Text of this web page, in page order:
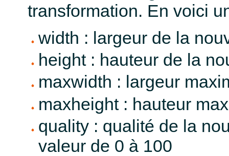
transformation. En voici
width : largeur de la
height : hauteur de la
maxwidth : largeur
maxheight : hauteur
quality : qualité de la
valeur de 0 à 100